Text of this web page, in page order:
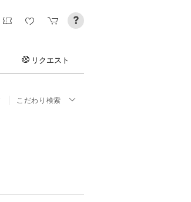
リクエスト
こだわり検索